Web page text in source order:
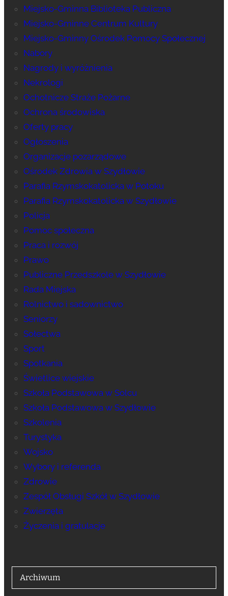
Miejsko-Gminna Biblioteka Publiczna
Miejsko-Gminne Centrum Kultury
Miejsko-Gminny Ośrodek Pomocy Społecznej
Nabory
Nagrody i wyróżnienia
Nekrologi
Ochotnicze Straże Pożarne
Ochrona środowiska
Oferty pracy
Ogłoszenia
Organizacje pozarządowe
Ośrodek Zdrowia w Szydłowie
Parafia Rzymskokatolicka w Potoku
Parafia Rzymskokatolicka w Szydłowie
Policja
Pomoc społeczna
Praca i rozwój
Prawo
Publiczne Przedszkole w Szydłowie
Rada Miejska
Rolnictwo i sadownictwo
Seniorzy
Sołectwa
Sport
Spotkania
Świetlice wiejskie
Szkoła Podstawowa w Solcu
Szkoła Podstawowa w Szydłowie
Szkolenia
Turystyka
Wojsko
Wybory i referenda
Zdrowie
Zespół Obsługi Szkół w Szydłowie
Zwierzęta
Życzenia i gratulacje
Archiwum